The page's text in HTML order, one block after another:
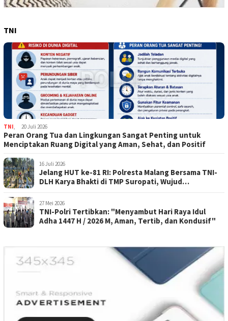
TNI
TNI, 20 Juli 2026
Peran Orang Tua dan Lingkungan Sangat Penting untuk
Menciptakan Ruang Digital yang Aman, Sehat, dan Positif
16 Juli 2026
Jelang HUT ke-81 RI: Polresta Malang Bersama TNI-
DLH Karya Bhakti di TMP Suropati, Wujud
27 Mei 2026
TNI-Polri Tertibkan: "Menyambut Hari Raya Idul
Adha 1447 H / 2026 M, Aman, Tertib, dan Kondusif"